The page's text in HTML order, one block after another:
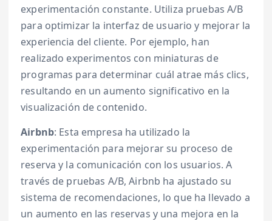
experimentación constante. Utiliza pruebas A/B
para optimizar la interfaz de usuario y mejorar la
experiencia del cliente. Por ejemplo, han
realizado experimentos con miniaturas de
programas para determinar cuál atrae más clics,
resultando en un aumento significativo en la
visualización de contenido.
Airbnb: Esta empresa ha utilizado la
experimentación para mejorar su proceso de
reserva y la comunicación con los usuarios. A
través de pruebas A/B, Airbnb ha ajustado su
sistema de recomendaciones, lo que ha llevado a
un aumento en las reservas y una mejora en la